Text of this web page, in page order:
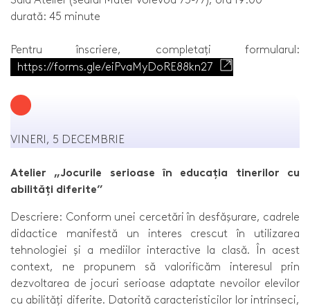
durată: 45 minute
Pentru înscriere, completați formularul:
https://forms.gle/eiPvaMyDoRE88kn27
VINERI, 5 DECEMBRIE
Atelier „Jocurile serioase în educația tinerilor cu
abilități diferite”
Descriere: Conform unei cercetări în desfășurare, cadrele
didactice manifestă un interes crescut în utilizarea
tehnologiei și a mediilor interactive la clasă. În acest
context, ne propunem să valorificăm interesul prin
dezvoltarea de jocuri serioase adaptate nevoilor elevilor
cu abilități diferite. Datorită caracteristicilor lor intrinseci,